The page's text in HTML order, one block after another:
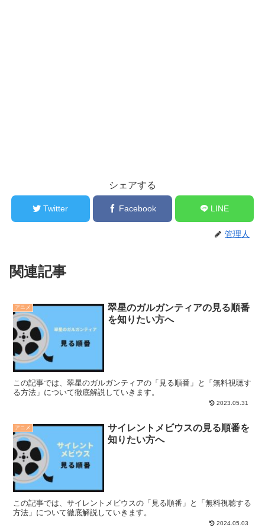
シェアする
Twitter Facebook LINE
管理人
関連記事
アニメ
翠星のガルガンティアの見る順番
を知りたい方へ
この記事では、翠星のガルガンティアの「見る順番」と「無料視聴す
る方法」について徹底解説していきます。
2023.05.31
アニメ
サイレントメビウスの見る順番を
知りたい方へ
この記事では、サイレントメビウスの「見る順番」と「無料視聴する
方法」について徹底解説していきます。
2024.05.03